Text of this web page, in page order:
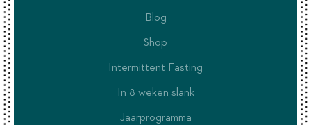
Blog
Shop
Intermittent Fasting
In 8 weken slank
Jaarprogramma